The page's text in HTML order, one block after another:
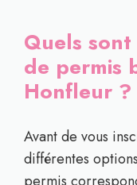
Quels
de permis
Honfleur ?
Avant de vous
différentes